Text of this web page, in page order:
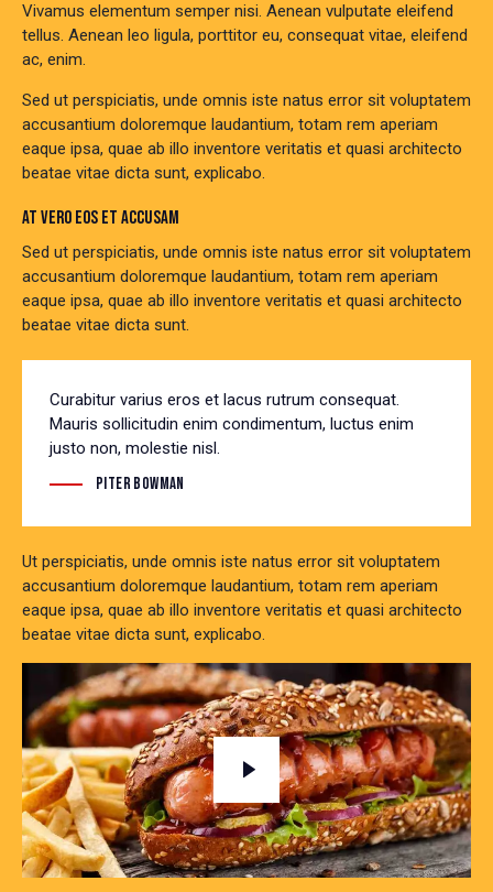
Vivamus elementum semper nisi. Aenean vulputate eleifend
tellus. Aenean leo ligula, porttitor eu, consequat vitae, eleifend
ac, enim.
Sed ut perspiciatis, unde omnis iste natus error sit voluptatem
accusantium doloremque laudantium, totam rem aperiam
eaque ipsa, quae ab illo inventore veritatis et quasi architecto
beatae vitae dicta sunt, explicabo.
AT VERO EOS ET ACCUSAM
Sed ut perspiciatis, unde omnis iste natus error sit voluptatem
accusantium doloremque laudantium, totam rem aperiam
eaque ipsa, quae ab illo inventore veritatis et quasi architecto
beatae vitae dicta sunt.
Curabitur varius eros et lacus rutrum consequat.
Mauris sollicitudin enim condimentum, luctus enim
justo non, molestie nisl.
Piter Bowman
Ut perspiciatis, unde omnis iste natus error sit voluptatem
accusantium doloremque laudantium, totam rem aperiam
eaque ipsa, quae ab illo inventore veritatis et quasi architecto
beatae vitae dicta sunt, explicabo.